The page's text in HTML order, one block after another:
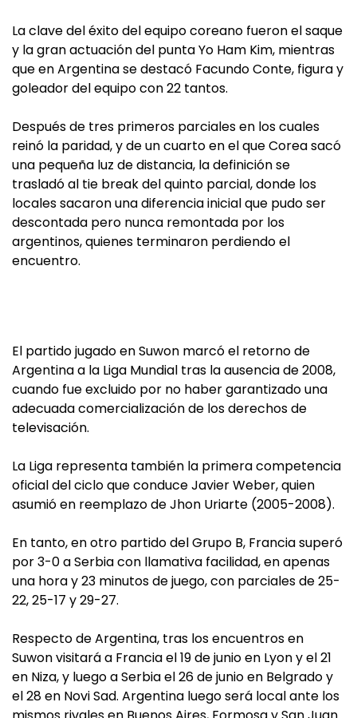
La clave del éxito del equipo coreano fueron el saque
y la gran actuación del punta Yo Ham Kim, mientras
que en Argentina se destacó Facundo Conte, figura y
goleador del equipo con 22 tantos.
Después de tres primeros parciales en los cuales
reinó la paridad, y de un cuarto en el que Corea sacó
una pequeña luz de distancia, la definición se
trasladó al tie break del quinto parcial, donde los
locales sacaron una diferencia inicial que pudo ser
descontada pero nunca remontada por los
argentinos, quienes terminaron perdiendo el
encuentro.
El partido jugado en Suwon marcó el retorno de
Argentina a la Liga Mundial tras la ausencia de 2008,
cuando fue excluido por no haber garantizado una
adecuada comercialización de los derechos de
televisación.
La Liga representa también la primera competencia
oficial del ciclo que conduce Javier Weber, quien
asumió en reemplazo de Jhon Uriarte (2005-2008).
En tanto, en otro partido del Grupo B, Francia superó
por 3-0 a Serbia con llamativa facilidad, en apenas
una hora y 23 minutos de juego, con parciales de 25-
22, 25-17 y 29-27.
Respecto de Argentina, tras los encuentros en
Suwon visitará a Francia el 19 de junio en Lyon y el 21
en Niza, y luego a Serbia el 26 de junio en Belgrado y
el 28 en Novi Sad. Argentina luego será local ante los